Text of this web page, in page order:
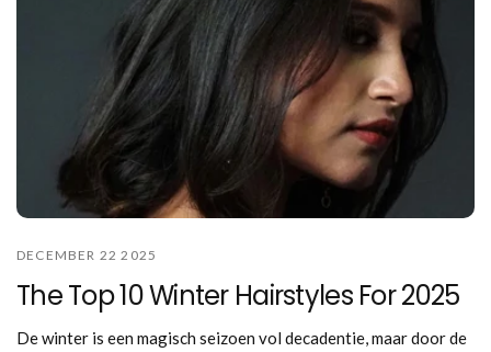
DECEMBER 22 2025
The Top 10 Winter Hairstyles For 2025
De winter is een magisch seizoen vol decadentie, maar door de